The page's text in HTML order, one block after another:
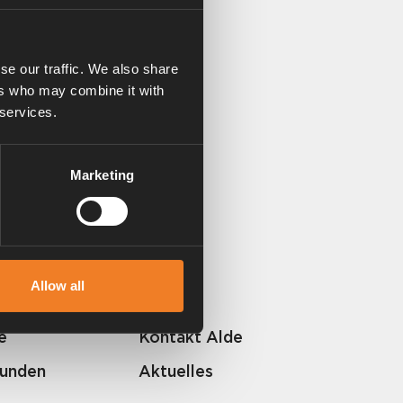
our traffic. We also share
who may combine it with
Marketing
Allow all
Kontakt Alde
Aktuelles